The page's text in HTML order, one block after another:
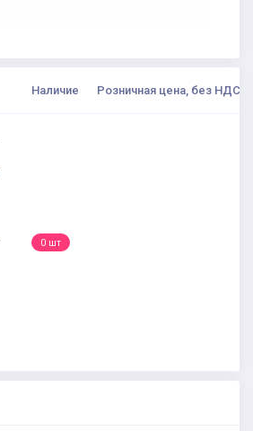
Наличие Розничная цена, без НДС
0 шт